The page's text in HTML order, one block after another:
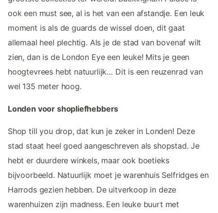
ook een must see, al is het van een afstandje. Een leuk
moment is als de guards de wissel doen, dit gaat
allemaal heel plechtig. Als je de stad van bovenaf wilt
zien, dan is de London Eye een leuke! Mits je geen
hoogtevrees hebt natuurlijk… Dit is een reuzenrad van
wel 135 meter hoog.
Londen voor shopliefhebbers
Shop till you drop, dat kun je zeker in Londen! Deze
stad staat heel goed aangeschreven als shopstad. Je
hebt er duurdere winkels, maar ook boetieks
bijvoorbeeld. Natuurlijk moet je warenhuis Selfridges en
Harrods gezien hebben. De uitverkoop in deze
warenhuizen zijn madness. Een leuke buurt met